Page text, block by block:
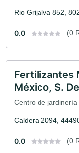
Rio Grijalva 852,
0.0 (0
Fertilizantes
México, S.
Centro de jardinería
Caldera 2094,
0.0 (0